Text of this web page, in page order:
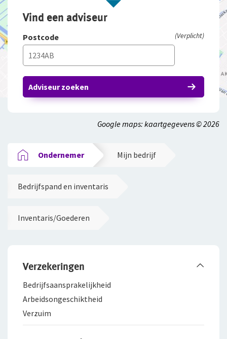
Vind een adviseur
Postcode (Verplicht)
Adviseur zoeken
Google maps: kaartgegevens © 2026
Ondernemer Mijn bedrijf
Bedrijfspand en inventaris
Inventaris/Goederen
Verzekeringen
Bedrijfsaanspra­kelijkheid
Arbeidsongeschiktheid
Verzuim